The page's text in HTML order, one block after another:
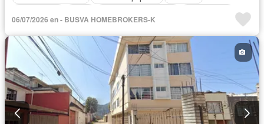
Zonas verdes
Sin amueblar
06/07/2026 en - BUSVA HOMEBROKERS-K